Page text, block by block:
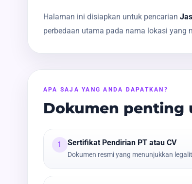
Halaman ini disiapkan untuk pencarian
perbedaan utama pada nama lokasi yang
APA SAJA YANG ANDA DAPATKAN?
Dokumen penting
1 Sertifikat Pendirian PT atau CV
Dokumen resmi yang menunjukkan